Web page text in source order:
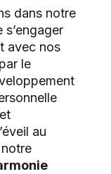
dans notre
avec nos
le
et
au